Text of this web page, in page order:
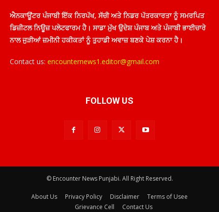
ਐਨਕਾਊਂਟਰ ਪੰਜਾਬੀ ਇੱਕ ਨਿਰਪੱਖ, ਸੱਚੀ ਅਤੇ ਨਿਡਰ ਪੱਤਰਕਾਰਤਾ ਨੂੰ ਸਮਰਪਿਤ
ਡਿਜ਼ੀਟਲ ਨਿਊਜ਼ ਪਲੇਟਫਾਰਮ ਹੈ। ਸਾਡਾ ਮੁੱਖ ਉਦੇਸ਼ ਪੰਜਾਬ ਅਤੇ ਪੰਜਾਬੀ ਭਾਈਚਾਰੇ
ਨਾਲ ਜੁੜੀਆਂ ਜ਼ਮੀਨੀ ਹਕੀਕਤਾਂ ਨੂੰ ਤੁਹਾਡੀ ਅਵਾਜ਼ ਬਣਕੇ ਪੇਸ਼ ਕਰਨਾ ਹੈ।
Contact us: encounternews1.editor@gmail.com
FOLLOW US
© Encounter News Punjabi. All Right Reserved.
About Us Privacy Policy Disclaimer
Terms of Usee
Grievance Cell
Contact Us